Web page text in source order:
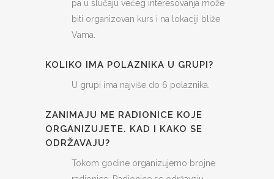
pa u slučaju većeg interesovanja može
biti organizovan kurs i na lokaciji bliže
Vama.
KOLIKO IMA POLAZNIKA U GRUPI?
U grupi ima najviše do 6 polaznika.
ZANIMAJU ME RADIONICE KOJE
ORGANIZUJETE. KAD I KAKO SE
ODRŽAVAJU?
Tokom godine organizujemo brojne